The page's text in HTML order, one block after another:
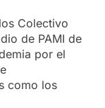
Colectivo
de PAMI de
por el
como los